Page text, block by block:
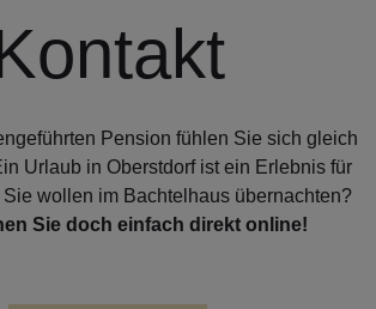
Pension fühlen Sie sich gleich
Urlaub in Oberstdorf ist ein Erlebnis für
wollen im Bachtelhaus übernachten?
Sie doch einfach direkt online!